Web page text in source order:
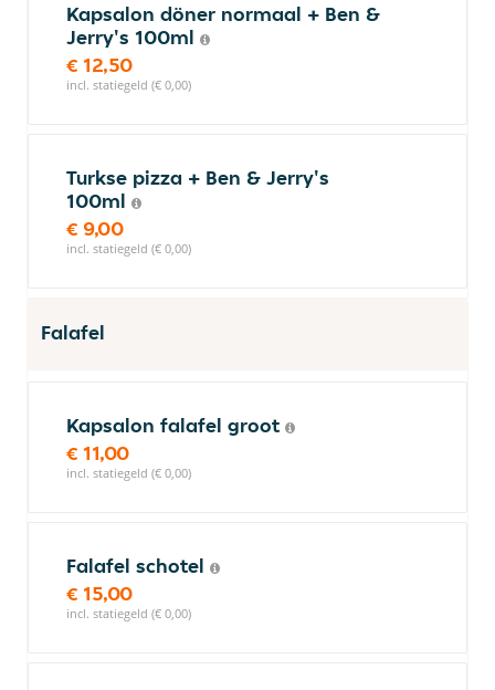
Kapsalon döner normaal + Ben &
Jerry's 100ml
€ 12,50
incl. statiegeld (€ 0,00)
Turkse pizza + Ben & Jerry's
100ml
€ 9,00
incl. statiegeld (€ 0,00)
Falafel
Kapsalon falafel groot
€ 11,00
incl. statiegeld (€ 0,00)
Falafel schotel
€ 15,00
incl. statiegeld (€ 0,00)